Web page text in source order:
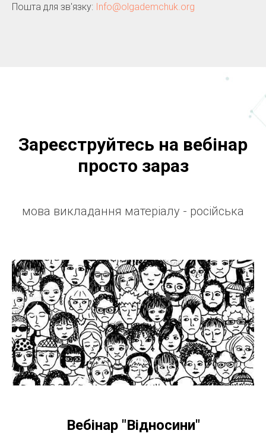
Пошта для зв'язку: Info@olgademchuk.org
Зареєструйтесь на вебінар
просто зараз
мова викладання матеріалу - російська
Вебінар "Відносини"